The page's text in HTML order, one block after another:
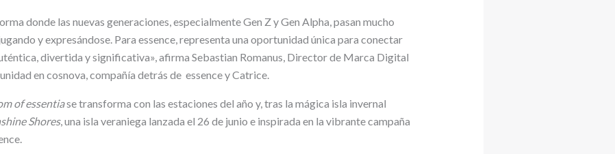
donde las nuevas generaciones, especialmente Gen Z y Gen Alpha, pasan mucho
y expresándose. Para essence, representa una oportunidad única para conectar
divertida y significativa», afirma Sebastian Romanus, Director de Marca Digital
en cosnova, compañía detrás de essence y Catrice.
of essentiase transforma con las estaciones del año y, tras la mágica isla invernal
Shores, una isla veraniega lanzada el 26 de junio e inspirada en la vibrante campaña